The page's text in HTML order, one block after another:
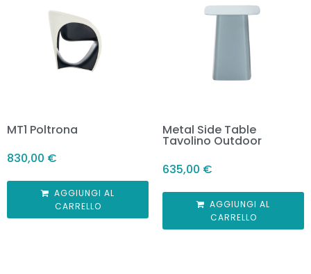
MT1 Poltrona
830,00 €
AGGIUNGI AL
CARRELLO
Metal Side Table
Tavolino Outdoor
635,00 €
AGGIUNGI AL
CARRELLO